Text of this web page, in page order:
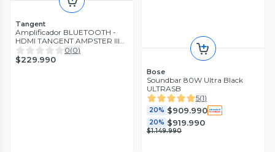
Tangent
Amplificador BLUETOOTH -
HDMI TANGENT AMPSTER III
BT
0(0)
$229.990
Bose
Soundbar 80W Ultra Black
ULTRASB
5(1)
20% $909.990
20% $919.990
$1.149.990